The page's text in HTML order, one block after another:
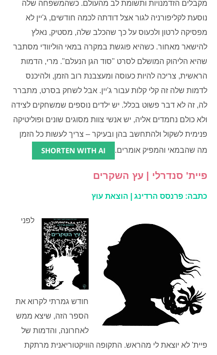
מקבלים הזדמנויות ותשומת לב מהעולם. כשהמשפחה שלה
נוסעת לקליפורניה לגור אצל דודתה לכמה חודשים, ג'יין לא
מפסיקה לרטון ולכעוס על כך שהכלב שלה, מסטיק, נאלץ
להישאר מאחור. כשהיא פוגשת במקרה במאי הוליוודי מסתבר
שהיא הליהוק המושלם לסרט "סוד הגן הנעלם". מרי, הדמות
הראשית, צריכה להיות כעוסה ומעצבנת רוב הזמן, ולהיכנס
לדמות שלה זה קלי קלות עבור ג'יין. אבל לשחק בסרט, מתברר
לה, זה לא דבר פשוט בכלל. יש ילדים נוספים שמשחקים לצידה
ולא כולם נחמדים אליה, יש אנשי צוות מסוגים שונים ופוליטיקה
פנימית לשקול ולהתחשב בהן ובעיקר – צריך לעשות כל הזמן
מה שהבמאי והמפיק אומרים.
SHORTEN WITH AI
פיית' סנדרלי | עץ השקרים
כתבה: פרנסס הרדינג | הוצאת עוץ
לפני
חודש גמרתי לקרוא את
הספר הזה, שיצא ממש
לאחרונה, והדמות של
פיית' לא יוצאת לי מהראש. התקופה הוויקטוריאנית מרתקת